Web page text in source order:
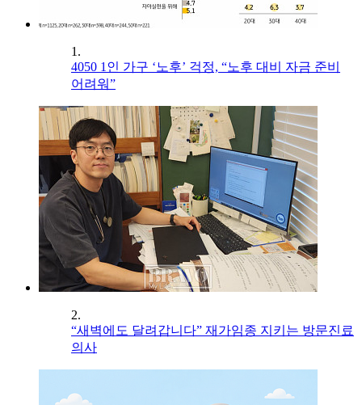
1.
4050 1인 가구 ‘노후’ 걱정, “노후 대비 자금 준비
어려워”
2.
“새벽에도 달려갑니다” 재가임종 지키는 방문진료
의사